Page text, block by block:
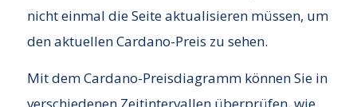
nicht einmal die Seite aktualisieren müssen, um
den aktuellen Cardano-Preis zu sehen.
Mit dem Cardano-Preisdiagramm können Sie in